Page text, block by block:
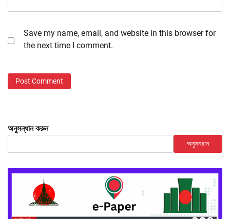
Save my name, email, and website in this browser for
the next time I comment.
অনুসন্ধান করুন
অনুসন্ধান